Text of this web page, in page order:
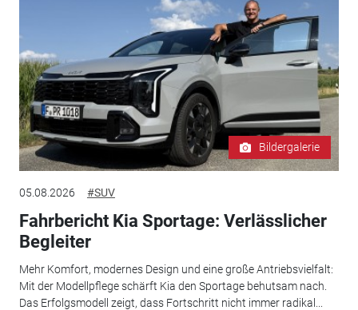
Bildergalerie
05.08.2026 #SUV
Fahrbericht Kia Sportage: Verlässlicher
Begleiter
Mehr Komfort, modernes Design und eine große Antriebsvielfalt:
Mit der Modellpflege schärft Kia den Sportage behutsam nach.
Das Erfolgsmodell zeigt, dass Fortschritt nicht immer radikal...